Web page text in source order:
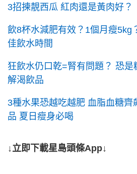
3招揀靚西瓜 紅肉還是黃肉好？
飲8杯水減肥有效？1個月瘦5kg
佳飲水時間
狂飲水仍口乾=腎有問題？ 恐
解渴飲品
3種水果恐越吃越肥 血脂血糖齊
品 夏日瘦身必喝
↓立即下載星島頭條App↓